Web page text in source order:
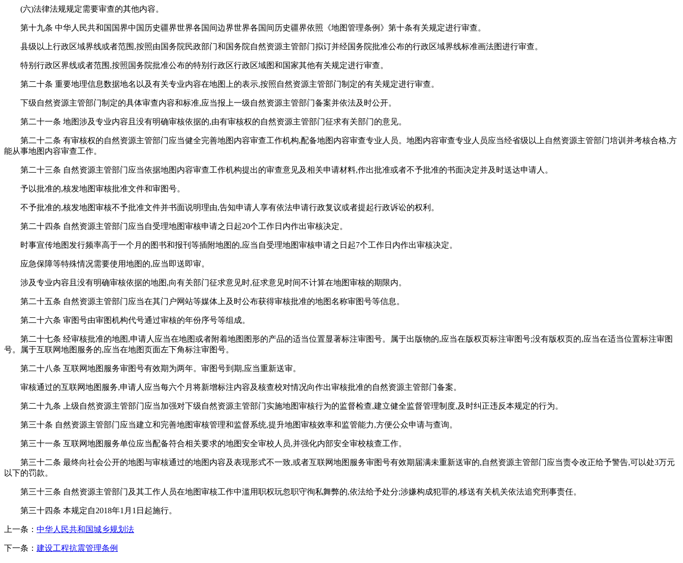
(六)法律法规规定需要审查的其他内容。
第十九条 中华人民共和国国界中国历史疆界世界各国间边界世界各国间历史疆界依照《地图管理条例》第十条有关规定进行审查。
县级以上行政区域界线或者范围,按照由国务院民政部门和国务院自然资源主管部门拟订并经国务院批准公布的行政区域界线标准画法图进行审查。
特别行政区界线或者范围,按照国务院批准公布的特别行政区行政区域图和国家其他有关规定进行审查。
第二十条 重要地理信息数据地名以及有关专业内容在地图上的表示,按照自然资源主管部门制定的有关规定进行审查。
下级自然资源主管部门制定的具体审查内容和标准,应当报上一级自然资源主管部门备案并依法及时公开。
第二十一条 地图涉及专业内容且没有明确审核依据的,由有审核权的自然资源主管部门征求有关部门的意见。
第二十二条 有审核权的自然资源主管部门应当健全完善地图内容审查工作机构,配备地图内容审查专业人员。地图内容审查专业人员应当经省级以上自然资源主管部门培训并考核合格,方
能从事地图内容审查工作。
第二十三条 自然资源主管部门应当依据地图内容审查工作机构提出的审查意见及相关申请材料,作出批准或者不予批准的书面决定并及时送达申请人。
予以批准的,核发地图审核批准文件和审图号。
不予批准的,核发地图审核不予批准文件并书面说明理由,告知申请人享有依法申请行政复议或者提起行政诉讼的权利。
第二十四条 自然资源主管部门应当自受理地图审核申请之日起20个工作日内作出审核决定。
时事宣传地图发行频率高于一个月的图书和报刊等插附地图的,应当自受理地图审核申请之日起7个工作日内作出审核决定。
应急保障等特殊情况需要使用地图的,应当即送即审。
涉及专业内容且没有明确审核依据的地图,向有关部门征求意见时,征求意见时间不计算在地图审核的期限内。
第二十五条 自然资源主管部门应当在其门户网站等媒体上及时公布获得审核批准的地图名称审图号等信息。
第二十六条 审图号由审图机构代号通过审核的年份序号等组成。
第二十七条 经审核批准的地图,申请人应当在地图或者附着地图图形的产品的适当位置显著标注审图号。属于出版物的,应当在版权页标注审图号;没有版权页的,应当在适当位置标注审图
号。属于互联网地图服务的,应当在地图页面左下角标注审图号。
第二十八条 互联网地图服务审图号有效期为两年。审图号到期,应当重新送审。
审核通过的互联网地图服务,申请人应当每六个月将新增标注内容及核查校对情况向作出审核批准的自然资源主管部门备案。
第二十九条 上级自然资源主管部门应当加强对下级自然资源主管部门实施地图审核行为的监督检查,建立健全监督管理制度,及时纠正违反本规定的行为。
第三十条 自然资源主管部门应当建立和完善地图审核管理和监督系统,提升地图审核效率和监管能力,方便公众申请与查询。
第三十一条 互联网地图服务单位应当配备符合相关要求的地图安全审校人员,并强化内部安全审校核查工作。
第三十二条 最终向社会公开的地图与审核通过的地图内容及表现形式不一致,或者互联网地图服务审图号有效期届满未重新送审的,自然资源主管部门应当责令改正给予警告,可以处3万元
以下的罚款。
第三十三条 自然资源主管部门及其工作人员在地图审核工作中滥用职权玩忽职守徇私舞弊的,依法给予处分;涉嫌构成犯罪的,移送有关机关依法追究刑事责任。
第三十四条 本规定自2018年1月1日起施行。
上一条： 中华人民共和国城乡规划法
下一条： 建设工程抗震管理条例